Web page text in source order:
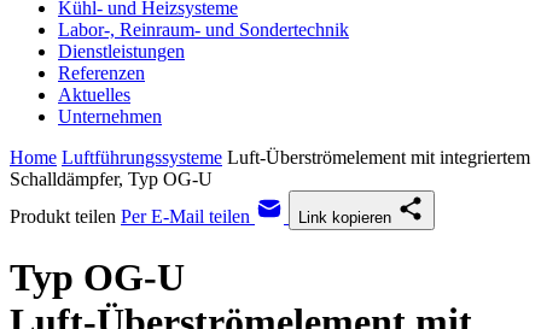
Kühl- und Heizsysteme
Labor-, Reinraum- und Sondertechnik
Dienstleistungen
Referenzen
Aktuelles
Unternehmen
Home Luftführungssysteme Luft-Überströmelement mit integriertem
Schalldämpfer, Typ OG-U
Produkt teilen Per E-Mail teilen Link kopieren
Typ OG-U